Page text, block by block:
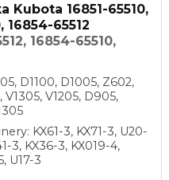
Kubota 16851-65510,
16854-65512
16854-65510,
D1100, D1005, Z602,
V1305, V1205, D905,
KX61-3, KX71-3, U20-
3, KX36-3, KX019-4,
U17-3